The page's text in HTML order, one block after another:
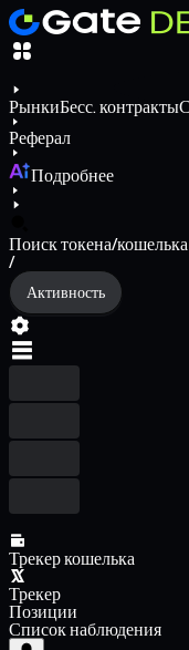
РынкиБесс. контракты
Реферал
Подробнее
Поиск токена/кошелька
/
Активность
Трекер кошелька
Трекер
Позиции
Список наблюдения